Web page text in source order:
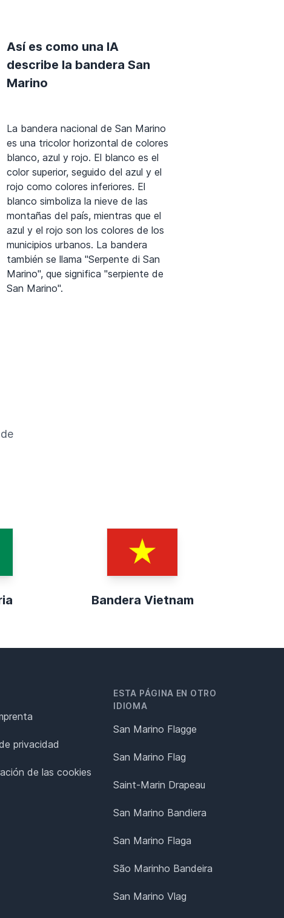
Así es como una IA
describe la bandera San
Marino
La bandera nacional de San Marino
es una tricolor horizontal de colores
blanco, azul y rojo. El blanco es el
color superior, seguido del azul y el
rojo como colores inferiores. El
blanco simboliza la nieve de las
montañas del país, mientras que el
azul y el rojo son los colores de los
municipios urbanos. La bandera
también se llama "Serpente di San
Marino", que significa "serpiente de
San Marino".
Bandera Vietnam
privacidad
de las cookies
ESTA PÁGINA EN OTRO
IDIOMA
San Marino Flagge
San Marino Flag
Saint-Marin Drapeau
San Marino Bandiera
San Marino Flaga
São Marinho Bandeira
San Marino Vlag